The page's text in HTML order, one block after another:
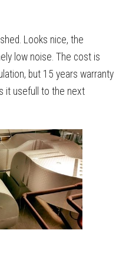
Looks nice, the
low noise. The cost is
but 15 years warranty
it usefull to the next